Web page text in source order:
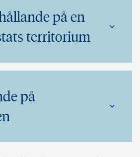
på en
territorium
på